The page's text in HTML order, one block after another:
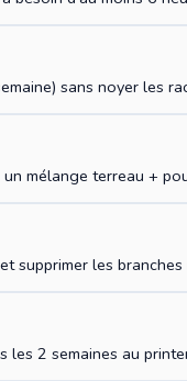
sans noyer les
mélange terreau +
supprimer les
les 2 semaines au